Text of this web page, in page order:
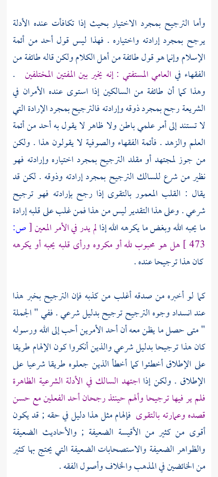
وأما الترجيح بمجرد الاختيار بحيث إذا تكافأت عنده الأدلة
يرجح بمجرد إرادته واختياره . فهذا ليس قول أحد من أئمة
الإسلام وإنما هو قول طائفة من أهل الكلام ولكن قاله طائفة من
الفقهاء في العامي المستفتي : إنه يخير بين المفتين المختلفين .
وهذا كما أن طائفة من السالكين إذا استوى عنده الأمران في
الشريعة رجح بمجرد ذوقه وإرادته فالترجيح بمجرد الإرادة التي
لا تستند إلى أمر علمي باطن ولا ظاهر لا يقول به أحد من أئمة
العلم والزهد . فأئمة الفقهاء والصوفية لا يقولون هذا . ولكن
من جوز لمجتهد أو مقلد الترجيح بمجرد اختياره وإرادته فهو
نظير من شرع للسالك الترجيح بمجرد إرادته وذوقه . لكن قد
يقال : القلب المعمور بالتقوى إذا رجح بإرادته فهو ترجيح
شرعي . وعلى هذا التقدير ليس من هذا فمن غلب على قلبه إرادة
ما يحبه الله وبغض ما يكرهه الله إذالم يدر في الأمر المعين[ص:
473 ] هل هو محبوب لله أو مكروه ورأى قلبه يحبه أو يكرهه
كان هذا ترجيحا عنده .
كما لو أخبره من صدقه أغلب من كذبه فإن الترجيح بخبر هذا
عند انسداد وجوه الترجيح ترجيح بدليل شرعي . ففي " الجملة
" متى حصل ما يظن معه أن أحد الأمرين أحب إلى الله ورسوله
كان هذا ترجيحا بدليل شرعي والذين أنكروا كون الإلهام طريقا
على الإطلاق أخطئوا كما أخطأ الذين جعلوه طريقا شرعيا على
الإطلاق . ولكن إذا اجتهد السالك في الأدلة الشرعية الظاهرة
فلم ير فيها ترجيحا وألهم حينئذ رجحان أحد الفعلين مع حسن
قصده وعمارته بالتقوى فإلهام مثل هذا دليل في حقه ; قد يكون
أقوى من كثير من الأقيسة الضعيفة ; والأحاديث الضعيفة
والظواهر الضعيفة والاستصحابات الضعيفة التي يحتج بها كثير
من الخائضين في المذهب والخلاف وأصول الفقه .